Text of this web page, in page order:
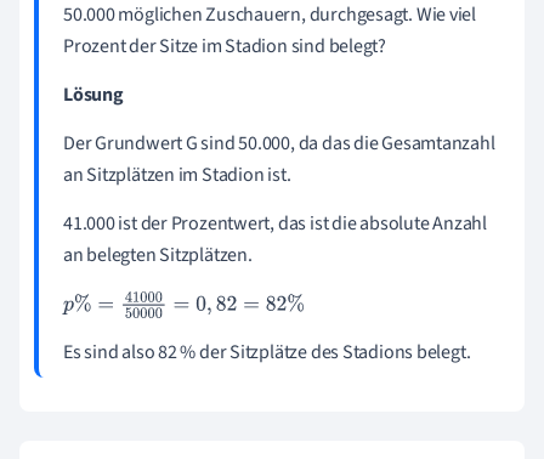
50.000 möglichen Zuschauern, durchgesagt. Wie viel
Prozent der Sitze im Stadion sind belegt?
Lösung
Der Grundwert G sind 50.000, da das die Gesamtanzahl
an Sitzplätzen im Stadion ist.
41.000 ist der Prozentwert, das ist die absolute Anzahl
an belegten Sitzplätzen.
p%=4100050000 =0,82=82 %
Es sind also 82 % der Sitzplätze des Stadions belegt.